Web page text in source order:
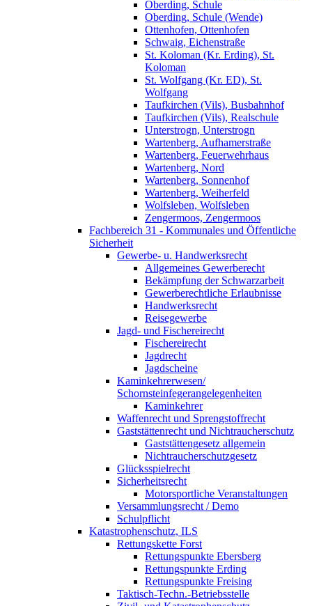
Oberding, Schule
Oberding, Schule (Wende)
Ottenhofen, Ottenhofen
Schwaig, Eichenstraße
St. Koloman (Kr. Erding), St.
Koloman
St. Wolfgang (Kr. ED), St.
Wolfgang
Taufkirchen (Vils), Busbahnhof
Taufkirchen (Vils), Realschule
Unterstrogn, Unterstrogn
Wartenberg, Aufhamerstraße
Wartenberg, Feuerwehrhaus
Wartenberg, Nord
Wartenberg, Sonnenhof
Wartenberg, Weiherfeld
Wolfsleben, Wolfsleben
Zengermoos, Zengermoos
Fachbereich 31 - Kommunales und Öffentliche
Sicherheit
Gewerbe- u. Handwerksrecht
Allgemeines Gewerberecht
Bekämpfung der Schwarzarbeit
Gewerberechtliche Erlaubnisse
Handwerksrecht
Reisegewerbe
Jagd- und Fischereirecht
Fischereirecht
Jagdrecht
Jagdscheine
Kaminkehrerwesen/
Schornsteinfegerangelegenheiten
Kaminkehrer
Waffenrecht und Sprengstoffrecht
Gaststättenrecht und Nichtraucherschutz
Gaststättengesetz allgemein
Nichtraucherschutzgesetz
Glücksspielrecht
Sicherheitsrecht
Motorsportliche Veranstaltungen
Versammlungsrecht / Demo
Schulpflicht
Katastrophenschutz, ILS
Rettungskette Forst
Rettungspunkte Ebersberg
Rettungspunkte Erding
Rettungspunkte Freising
Taktisch-Techn.-Betriebsstelle